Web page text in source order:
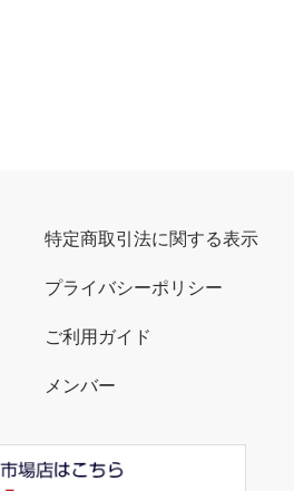
特定商取引法に関する表示
プライバシーポリシー
ご利用ガイド
メンバー